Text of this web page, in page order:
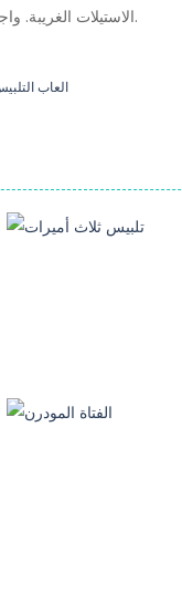
الاستيلات الغريبة. واجعليها اجمل عروسة.
العاب